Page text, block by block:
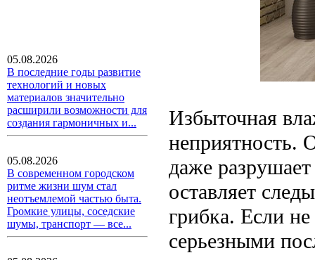
05.08.2026
В последние годы развитие
технологий и новых
материалов значительно
расширили возможности для
создания гармоничных и...
05.08.2026
В современном городском
ритме жизни шум стал
неотъемлемой частью быта.
Громкие улицы, соседские
шумы, транспорт — все...
Избыточная
неприятность.
даже
оставляет
грибка. Если
серьезными